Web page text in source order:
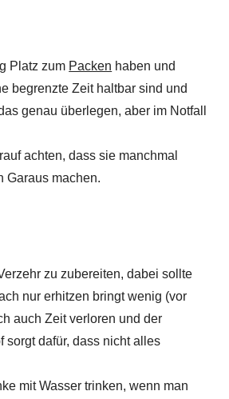
Platz zum Packen haben und
begrenzte Zeit haltbar sind und
genau überlegen, aber im Notfall
achten, dass sie manchmal
Garaus machen.
zu zubereiten, dabei sollte
nur erhitzen bringt wenig (vor
auch Zeit verloren und der
sorgt dafür, dass nicht alles
mit Wasser trinken, wenn man